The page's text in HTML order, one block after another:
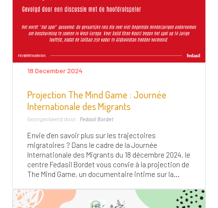
18 December 2024
Projection The Mind Game : Journée
Internationale des Migrants
Georganiseerd door : Fedasil Bordet
Envie d’en savoir plus sur les trajectoires
migratoires ? Dans le cadre de la Journée
Internationale des Migrants du 18 décembre 2024, le
centre Fedasil Bordet vous convie à la projection de
The Mind Game, un documentaire intime sur la...